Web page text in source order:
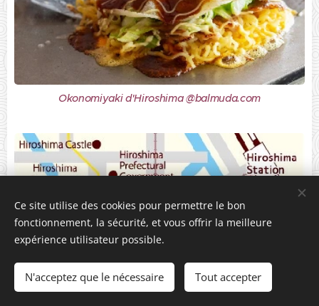
Okonomiyaki d'Hiroshima @balmuda.com
Ce site utilise des cookies pour permettre le bon
fonctionnement, la sécurité, et vous offrir la meilleure
expérience utilisateur possible.
N'acceptez que le nécessaire Tout accepter